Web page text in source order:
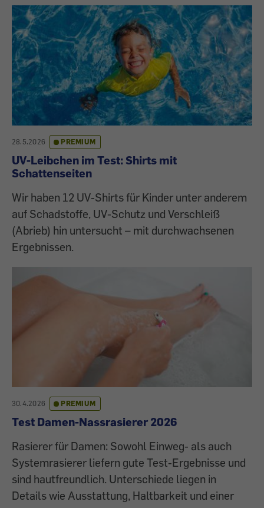
28.5.2026 PREMIUM
UV-Leibchen im Test: Shirts mit
Schattenseiten
Wir haben 12 UV-Shirts für Kinder unter anderem
auf Schadstoffe, UV-Schutz und Verschleiß
(Abrieb) hin untersucht – mit durchwachsenen
Ergebnissen.
30.4.2026 PREMIUM
Test Damen-Nassrasierer 2026
Rasierer für Damen: Sowohl Einweg- als auch
Systemrasierer liefern gute Test-Ergebnisse und
sind hautfreundlich. Unterschiede liegen in
Details wie Ausstattung, Haltbarkeit und einer